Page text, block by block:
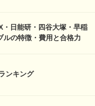
・日能研・四谷大塚・早稲
ルの特徴・費用と合格力
ンキング